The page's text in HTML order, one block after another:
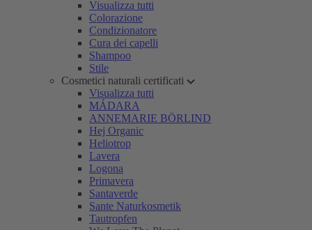
Visualizza tutti
Colorazione
Condizionatore
Cura dei capelli
Shampoo
Stile
Cosmetici naturali certificati
Visualizza tutti
MÁDARA
ANNEMARIE BÖRLIND
Hej Organic
Heliotrop
Lavera
Logona
Primavera
Santaverde
Sante Naturkosmetik
Tautropfen